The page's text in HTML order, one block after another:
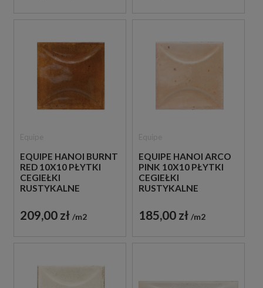
EQUIPE HANOI BURNT
RED 10X10 PŁYTKI
CEGIEŁKI
RUSTYKALNE
209,00 zł m2
EQUIPE HANOI ARCO
PINK 10X10 PŁYTKI
CEGIEŁKI
RUSTYKALNE
185,00 zł m2